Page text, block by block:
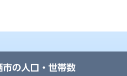
市の人口・世帯数